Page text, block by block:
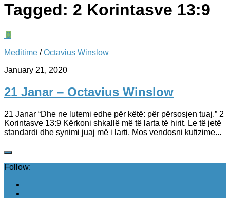
Tagged: 2 Korintasve 13:9
0
Meditime /Octavius Winslow
January 21, 2020
21 Janar – Octavius Winslow
21 Janar “Dhe ne lutemi edhe për këtë: për përsosjen tuaj.” ‭‭2
Korintasve‬ ‭13:9‬ Kërkoni shkallë më të larta të hirit. Le të jetë
standardi dhe synimi juaj më i larti. Mos vendosni kufizime...
Follow: